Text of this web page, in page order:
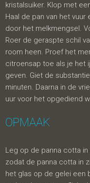
kristalsuiker. Klop met
Haal de pan van het
door het melkmengsel.
Roer de geraspte schil
room heen. Proef het
citroensap toe als je het
geven. Giet de
minuten. Daarna in de
uur voor het opgediend
OPMAAK
Leg op de panna cotta
zodat de panna cotta in
het glas op de gelei een